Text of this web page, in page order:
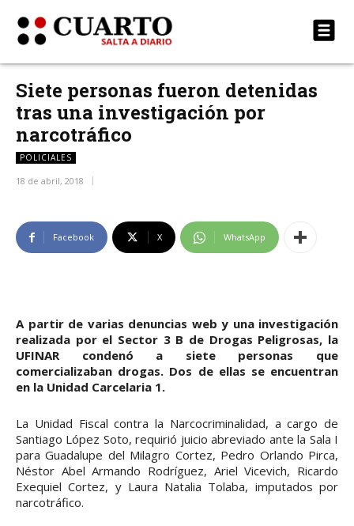
Siete personas fueron detenidas
tras una investigación por
narcotráfico
POLICIALES
18 de abril, 2018
Facebook X WhatsApp
A partir de varias denuncias web y una investigación
realizada por el Sector 3 B de Drogas Peligrosas, la
UFINAR condenó a siete personas que
comercializaban drogas. Dos de ellas se encuentran
en la Unidad Carcelaria 1.
La Unidad Fiscal contra la Narcocriminalidad, a cargo de
Santiago López Soto, requirió juicio abreviado ante la Sala I
para Guadalupe del Milagro Cortez, Pedro Orlando Pirca,
Néstor Abel Armando Rodríguez, Ariel Vicevich, Ricardo
Exequiel Cortez, y Laura Natalia Tolaba, imputados por
narcotráfico.